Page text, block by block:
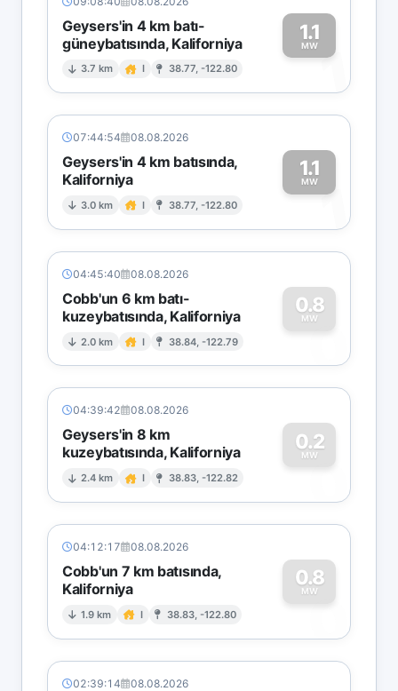
Geysers'in 4 km batı-
güneybatısında, Kaliforniya
3.7 km I 38.77, -122.80
1.1
MW1
07:44:54 08.08.2026
Geysers'in 4 km batısında,
Kaliforniya
3.0 km I 38.77, -122.80
1.1
MW1
04:45:40 08.08.2026
Cobb'un 6 km batı-
kuzeybatısında, Kaliforniya
2.0 km I 38.84, -122.79
0.8
MW
0
04:39:42 08.08.2026
Geysers'in 8 km
kuzeybatısında, Kaliforniya
2.4 km I 38.83, -122.82
0.2
MW
0
04:12:17 08.08.2026
Cobb'un 7 km batısında,
Kaliforniya
1.9 km I 38.83, -122.80
0.8
MW
0
02:39:14 08.08.2026